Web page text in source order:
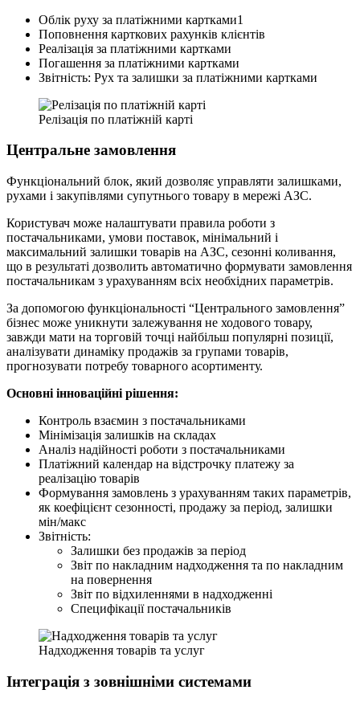
Облік руху за платіжними картками1
Поповнення карткових рахунків клієнтів
Реалізація за платіжними картками
Погашення за платіжними картками
Звітність: Рух та залишки за платіжними картками
Релізація по платіжній карті
Центральне замовлення
Функціональний блок, який дозволяє управляти залишками,
рухами і закупівлями супутнього товару в мережі АЗС.
Користувач може налаштувати правила роботи з
постачальниками, умови поставок, мінімальний і
максимальний залишки товарів на АЗС, сезонні коливання,
що в результаті дозволить автоматично формувати замовлення
постачальникам з урахуванням всіх необхідних параметрів.
За допомогою функціональності “Центрального замовлення”
бізнес може уникнути залежування не ходового товару,
завжди мати на торговій точці найбільш популярні позиції,
аналізувати динаміку продажів за групами товарів,
прогнозувати потребу товарного асортименту.
Основні інноваційні рішення:
Контроль взаємин з постачальниками
Мінімізація залишків на складах
Аналіз надійності роботи з постачальниками
Платіжний календар на відстрочку платежу за
реалізацію товарів
Формування замовлень з урахуванням таких параметрів,
як коефіцієнт сезонності, продажу за період, залишки
мін/макс
Звітність:
Залишки без продажів за період
Звіт по накладним надходження та по накладним
на повернення
Звіт по відхиленнями в надходженні
Специфікації постачальників
Надходження товарів та услуг
Інтеграція з зовнішніми системами